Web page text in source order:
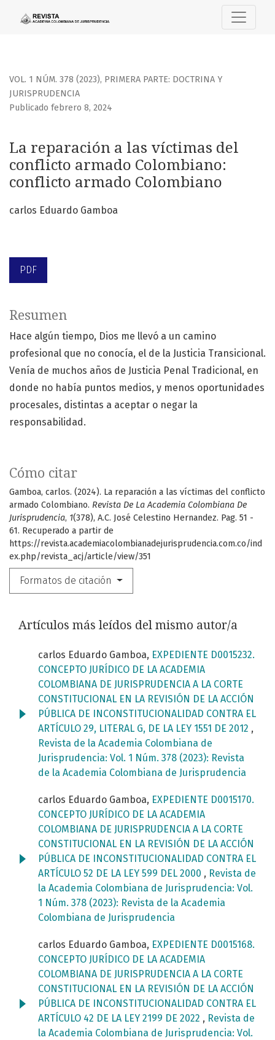
La reparación a las víctimas del conflicto armado
VOL. 1 NÚM. 378 (2023), PRIMERA PARTE: DOCTRINA Y
JURISPRUDENCIA
La reparación a las víctimas del
conflicto armado Colombiano:
conflicto armado Colombiano
Publicado febrero 8, 2024
carlos Eduardo Gamboa
PDF
Cómo citar
Gamboa, carlos. (2024). La reparación a las víctimas del conflicto
armado Colombiano. Revista De La Academia Colombiana De
Jurisprudencia, 1(378), A.C. José Celestino Hernandez. Pag. 51 -
61. Recuperado a partir de
https://revista.academiacolombianadejurisprudencia.com.co/ind
ex.php/revista_acj/article/view/351
Formatos de citación
Resumen
Hace algún tiempo, Dios me llevó a un camino
profesional que no conocía, el de la Justicia Transicional.
Venía de muchos años de Justicia Penal Tradicional, en
donde no había puntos medios, y menos oportunidades
procesales, distintas a aceptar o negar la
responsabilidad.
Artículos más leídos del mismo autor/a
carlos Eduardo Gamboa, EXPEDIENTE D0015232.
CONCEPTO JURÍDICO DE LA ACADEMIA
COLOMBIANA DE JURISPRUDENCIA A LA CORTE
CONSTITUCIONAL EN LA REVISIÓN DE LA ACCIÓN
PÚBLICA DE INCONSTITUCIONALIDAD CONTRA EL
ARTÍCULO 29, LITERAL G, DE LA LEY 1551 DE 2012 ,
Revista de la Academia Colombiana de
Jurisprudencia: Vol. 1 Núm. 378 (2023): Revista
de la Academia Colombiana de Jurisprudencia
carlos Eduardo Gamboa, EXPEDIENTE D0015170.
CONCEPTO JURÍDICO DE LA ACADEMIA
COLOMBIANA DE JURISPRUDENCIA A LA CORTE
CONSTITUCIONAL EN LA REVISIÓN DE LA ACCIÓN
PÚBLICA DE INCONSTITUCIONALIDAD CONTRA EL
ARTÍCULO 52 DE LA LEY 599 DEL 2000 , Revista de
la Academia Colombiana de Jurisprudencia: Vol.
1 Núm. 378 (2023): Revista de la Academia
Colombiana de Jurisprudencia
carlos Eduardo Gamboa, EXPEDIENTE D0015168.
CONCEPTO JURÍDICO DE LA ACADEMIA
COLOMBIANA DE JURISPRUDENCIA A LA CORTE
CONSTITUCIONAL EN LA REVISIÓN DE LA ACCIÓN
PÚBLICA DE INCONSTITUCIONALIDAD CONTRA EL
ARTÍCULO 42 DE LA LEY 2199 DE 2022 , Revista de
la Academia Colombiana de Jurisprudencia: Vol.